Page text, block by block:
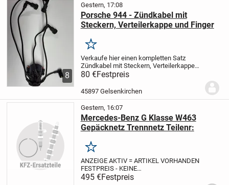
8
Gestern, 17:08
Porsche 944 - Zündkabel mit
Steckern, Verteilerkappe und Finger
Merken
Verkaufe hier einen kompletten Satz
Zündkabel mit Steckern, Verteilerkappe
und Verteilerfinger. Die Ersatzteile sind
gebraucht und haben ca. 20.000 km
gelaufen.Das ist eine Privatverkauf.
80 €Festpreis
45897 Gelsenkirchen
Gestern, 16:07
Mercedes-Benz G Klasse W463
Gepäcknetz Trennnetz Teilenr:
Merken
ANZEIGE AKTIV = ARTIKEL VORHANDEN
FESTPREIS - KEINE
PREISREDUZIERUNG
495 €Festpreis